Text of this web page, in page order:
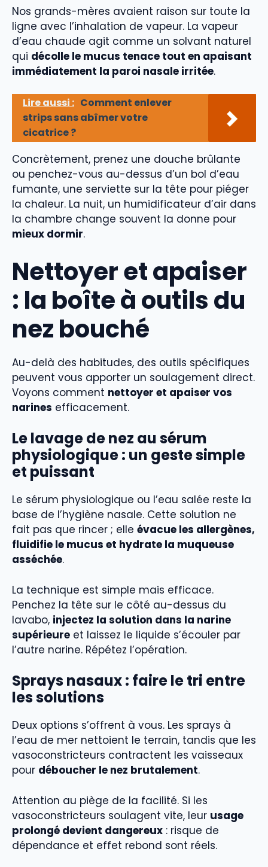
Nos grands-mères avaient raison sur toute la
ligne avec l’inhalation de vapeur. La vapeur
d’eau chaude agit comme un solvant naturel
qui décolle le mucus tenace tout en apaisant
immédiatement la paroi nasale irritée.
Lire aussi : Comment enlever
strips sans abîmer votre
cicatrice ?
Concrètement, prenez une douche brûlante
ou penchez-vous au-dessus d’un bol d’eau
fumante, une serviette sur la tête pour piéger
la chaleur. La nuit, un humidificateur d’air dans
la chambre change souvent la donne pour
mieux dormir.
Nettoyer et apaiser
: la boîte à outils du
nez bouché
Au-delà des habitudes, des outils spécifiques
peuvent vous apporter un soulagement direct.
Voyons comment nettoyer et apaiser vos
narines efficacement.
Le lavage de nez au sérum
physiologique : un geste simple
et puissant
Le sérum physiologique ou l’eau salée reste la
base de l’hygiène nasale. Cette solution ne
fait pas que rincer ; elle évacue les allergènes,
fluidifie le mucus et hydrate la muqueuse
asséchée.
La technique est simple mais efficace.
Penchez la tête sur le côté au-dessus du
lavabo, injectez la solution dans la narine
supérieure et laissez le liquide s’écouler par
l’autre narine. Répétez l’opération.
Sprays nasaux : faire le tri entre
les solutions
Deux options s’offrent à vous. Les sprays à
l’eau de mer nettoient le terrain, tandis que les
vasoconstricteurs contractent les vaisseaux
pour déboucher le nez brutalement.
Attention au piège de la facilité. Si les
vasoconstricteurs soulagent vite, leur usage
prolongé devient dangereux : risque de
dépendance et effet rebond sont réels.